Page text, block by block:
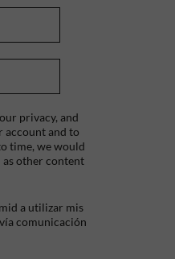
privacy, and
account and to
time, we would
as other content
a utilizar mis
comunicación